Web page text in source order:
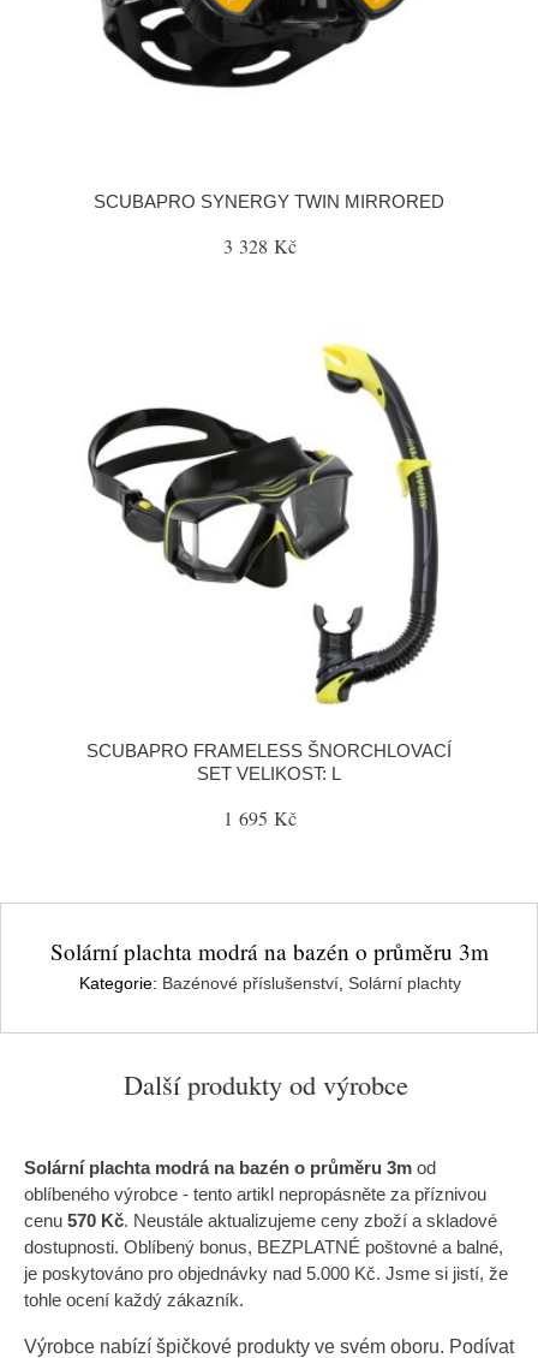
SCUBAPRO SYNERGY TWIN MIRRORED
3 328 Kč
SCUBAPRO FRAMELESS ŠNORCHLOVACÍ
SET VELIKOST: L
1 695 Kč
Solární plachta modrá na bazén o průměru 3m
Kategorie: Bazénové příslušenství Solární plachty
Další produkty od výrobce
Solární plachta modrá na bazén o průměru 3m od
oblíbeného výrobce - tento artikl nepropásněte za příznivou
cenu 570 Kč. Neustále aktualizujeme ceny zboží a skladové
dostupnosti. Oblíbený bonus, BEZPLATNÉ poštovné a balné,
je poskytováno pro objednávky nad 5.000 Kč. Jsme si jistí, že
tohle ocení každý zákazník.
Výrobce nabízí špičkové produkty ve svém oboru. Podívat